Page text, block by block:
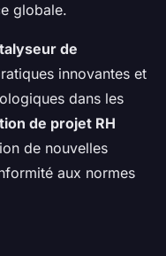
globale.
de
innovantes et
dans les
de projet RH
de nouvelles
aux normes